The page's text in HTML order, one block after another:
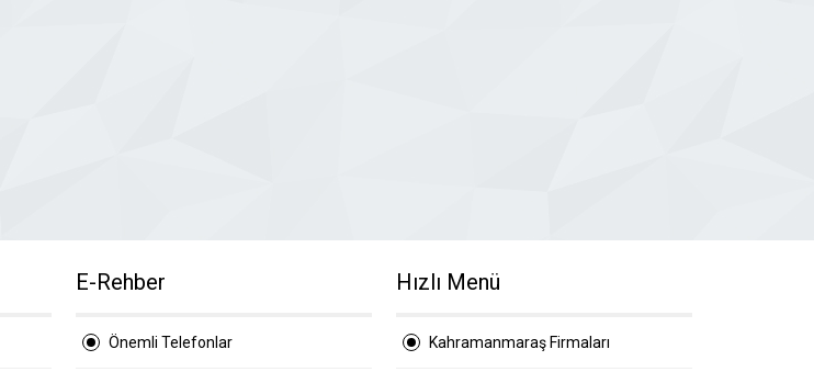
E-Rehber
Önemli Telefonlar
Hızlı Menü
Kahramanmaraş Firmaları